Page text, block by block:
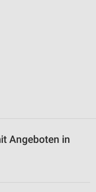
Angeboten in